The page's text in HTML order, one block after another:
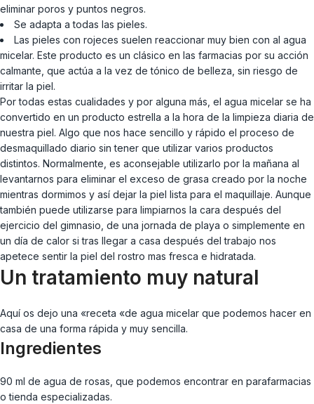
eliminar poros y puntos negros.
Se adapta a todas las pieles.
Las pieles con rojeces suelen reaccionar muy bien con al agua
micelar. Este producto es un clásico en las farmacias por su acción
calmante, que actúa a la vez de tónico de belleza, sin riesgo de
irritar la piel.
Por todas estas cualidades y por alguna más, el agua micelar se ha
convertido en un producto estrella a la hora de la limpieza diaria de
nuestra piel. Algo que nos hace sencillo y rápido el proceso de
desmaquillado diario sin tener que utilizar varios productos
distintos. Normalmente, es aconsejable utilizarlo por la mañana al
levantarnos para eliminar el exceso de grasa creado por la noche
mientras dormimos y así dejar la piel lista para el maquillaje. Aunque
también puede utilizarse para limpiarnos la cara después del
ejercicio del gimnasio, de una jornada de playa o simplemente en
un día de calor si tras llegar a casa después del trabajo nos
apetece sentir la piel del rostro mas fresca e hidratada.
Un tratamiento muy natural
Aquí os dejo una «receta «de agua micelar que podemos hacer en
casa de una forma rápida y muy sencilla.
Ingredientes
90 ml de agua de rosas, que podemos encontrar en parafarmacias
o tienda especializadas.